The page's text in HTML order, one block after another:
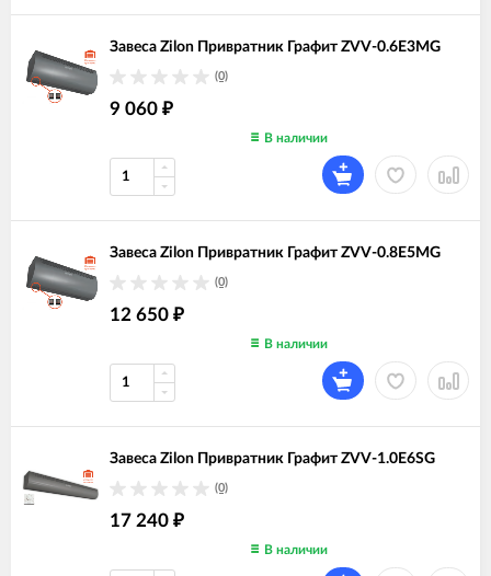
Завеса Zilon Привратник Графит ZVV-0.6E3MG
(0)
9 060 ₽
В наличии
Завеса Zilon Привратник Графит ZVV-0.8E5MG
(0)
12 650 ₽
В наличии
Завеса Zilon Привратник Графит ZVV-1.0E6SG
(0)
17 240 ₽
В наличии